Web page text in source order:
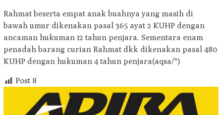
Rahmat beserta empat anak buahnya yang masih di
bawah umur dikenakan pasal 365 ayat 2 KUHP dengan
ancaman hukuman 12 tahun penjara. Sementara enam
penadah barang curian Rahmat dkk dikenakan pasal 480
KUHP dengan hukuman 4 tahun penjara(aqsa/*)
Post 8